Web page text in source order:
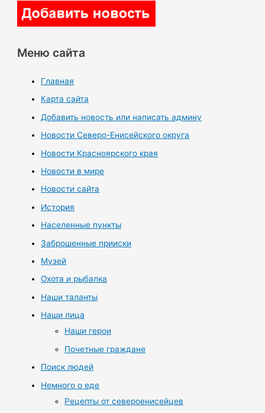
Меню сайта
Главная
Карта сайта
Добавить новость или написать админу
Новости Северо-Енисейского округа
Новости Красноярского края
Новости в мире
Новости сайта
История
Населенные пункты
Заброшенные прииски
Музей
Охота и рыбалка
Наши таланты
Наши лица
Наши герои
Почетные граждане
Поиск людей
Немного о еде
Рецепты от североенисейцев